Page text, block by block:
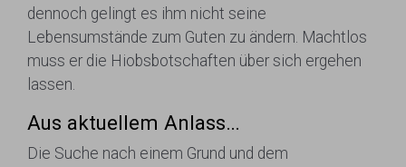
dennoch gelingt es ihm nicht seine
Lebensumstände zum Guten zu ändern. Machtlos
muss er die Hiobsbotschaften über sich ergehen
lassen.
Aus aktuellem Anlass…
Die Suche nach einem Grund und dem